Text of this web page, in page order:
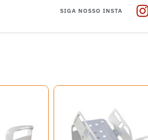
SIGA NOSSO INSTA